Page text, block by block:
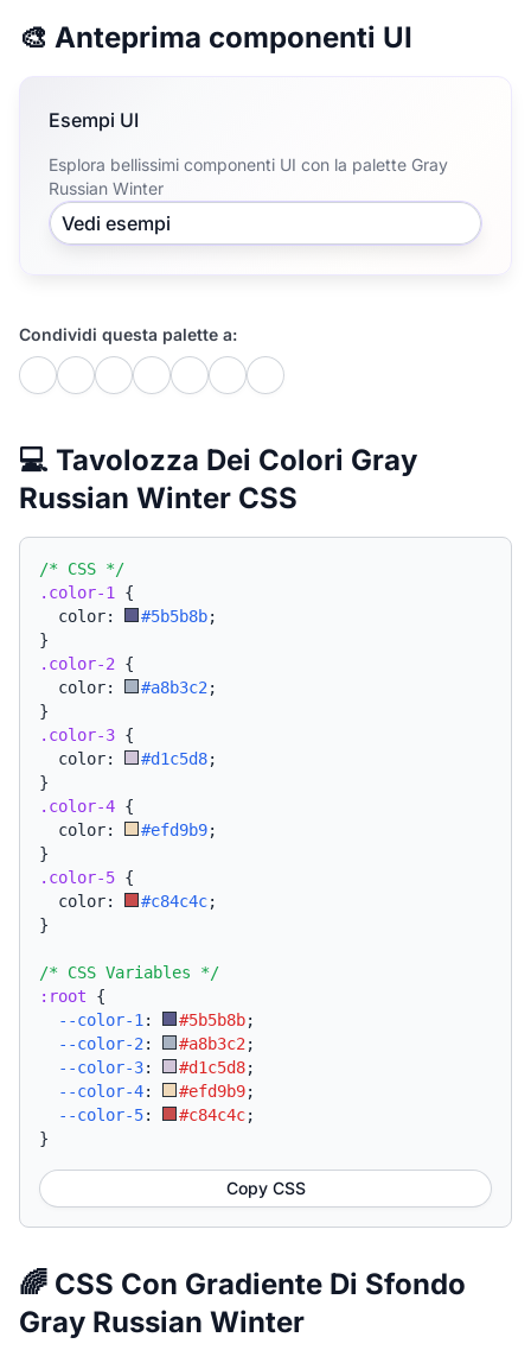
🎨 Anteprima componenti UI
Esempi UI
Esplora bellissimi componenti UI con la palette Gray
Russian Winter
Vedi esempi
Condividi questa palette a:
💻 Tavolozza Dei Colori Gray
Russian Winter CSS
/* CSS */
.color-1
{
  color:
#5b5b8b;
}
.color-2 {
  color:
#a8b3c2 ;
}
.color-3 {
  color:
#d1c5d8;
}
.color-4 {
  color:
#efd9b9;
}
.color-5 {
  color:
#c84c4c;
}
/* CSS Variables */
:root {
--color-1 : #5b5b8b;
--color-2 : #a8b3c2 ;
--color-3: #d1c5d8;
--color-4: #efd9b9;
--color-5: #c84c4c;
}
Copy CSS
🌈 CSS Con Gradiente Di Sfondo
Gray Russian Winter